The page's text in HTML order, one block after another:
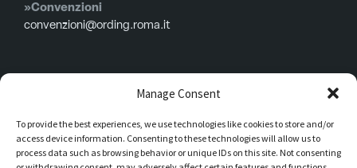
Manage Consent
To provide the best experiences, we use technologies like cookies to store and/or
access device information. Consenting to these technologies will allow us to
process data such as browsing behavior or unique IDs on this site. Not consenting
»Convenzioni
convenzioni@ording.roma.it
Menù
Privacy policy
Cookie policy